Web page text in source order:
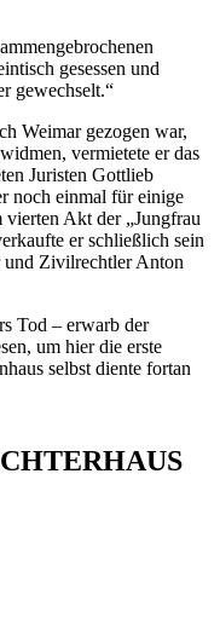
gesessen und
gewechselt.“
Weimar gezogen war,
vermietete er das
Juristen Gottlieb
noch einmal für einige
Akt der „Jungfrau
er schließlich sein
und Zivilrechtler Anton
Tod – erwarb der
um hier die erste
selbst diente fortan